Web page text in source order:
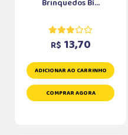
Brinquedos Bí...
R$ 13,70
ADICIONAR AO CARRINHO
COMPRAR AGORA